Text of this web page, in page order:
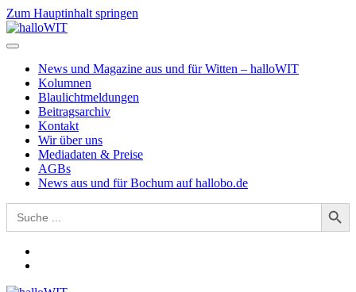
Zum Hauptinhalt springen
News und Magazine aus und für Witten – halloWIT
Kolumnen
Blaulichtmeldungen
Beitragsarchiv
Kontakt
Wir über uns
Mediadaten & Preise
AGBs
News aus und für Bochum auf hallobo.de
Search
for:
Search Button